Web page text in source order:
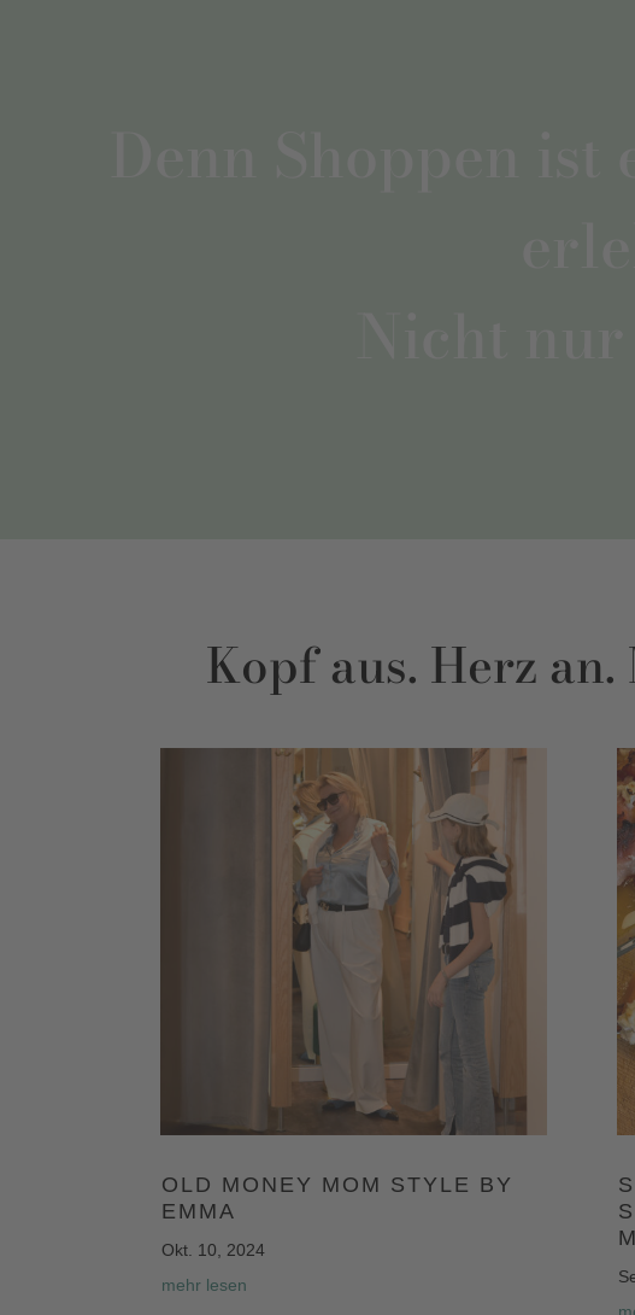
Kopf aus. Herz
OLD MONEY MOM STYLE BY
EMMA
Okt. 10, 2024
mehr lesen